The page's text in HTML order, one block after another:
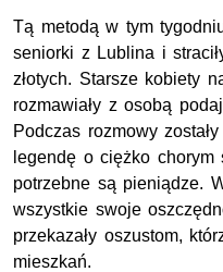
Tą metodą w tym
seniorki z Lublina i
złotych. Starsze kobiety
rozmawiały z osobą
Podczas rozmowy
legendę o ciężko
potrzebne są pieniądze.
wszystkie swoje
przekazały oszustom,
mieszkań.